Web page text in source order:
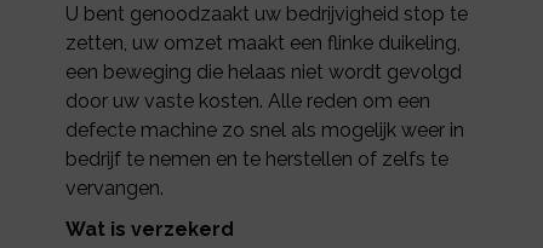
U bent genoodzaakt uw bedrijvigheid stop te
zetten, uw omzet maakt een flinke duikeling,
een beweging die helaas niet wordt gevolgd
door uw vaste kosten. Alle reden om een
defecte machine zo snel als mogelijk weer in
bedrijf te nemen en te herstellen of zelfs te
vervangen.
Wat is verzekerd